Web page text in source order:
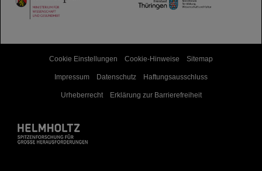
Cookie Einstellungen Cookie-Hinweise Sitemap
Impressum Datenschutz Haftungsausschluss
Urheberrecht Erklärung zur Barrierefreiheit